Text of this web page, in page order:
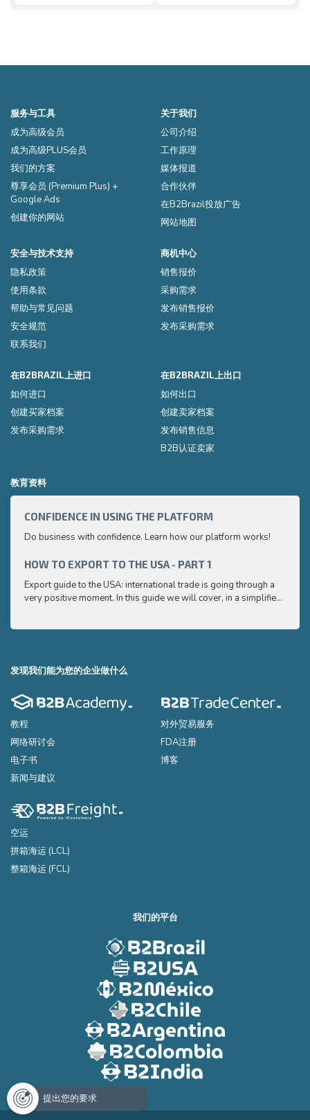
提出您的要求
服务与工具
成为高级会员
成为高级PLUS会员
我们的方案
尊享会员 (Premium Plus) +
Google Ads
创建你的网站
关于我们
公司介绍
工作原理
媒体报道
合作伙伴
在B2Brazil投放广告
网站地图
安全与技术支持
隐私政策
使用条款
帮助与常见问题
安全规范
联系我们
商机中心
销售报价
采购需求
发布销售报价
发布采购需求
在B2BRAZIL上进口
如何进口
创建买家档案
发布采购需求
在B2BRAZIL上出口
如何出口
创建卖家档案
发布销售信息
B2B认证卖家
教育资料
CONFIDENCE IN USING THE PLATFORM
Do business with confidence. Learn how our platform works!
HOW TO EXPORT TO THE USA - PART 1
Export guide to the USA: international trade is going through a
very positive moment. In this guide we will cover, in a simplified
to
发现我们能为您的企业做什么
教程
网络研讨会
电子书
新闻与建议
对外贸易服务
FDA注册
博客
空运
拼箱海运 (LCL)
整箱海运 (FCL)
我们的平台